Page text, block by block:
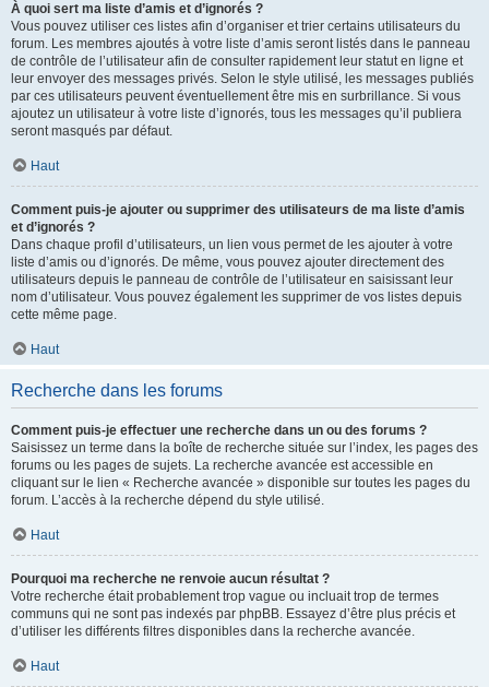
À quoi sert ma liste d’amis et d’ignorés ?
Vous pouvez utiliser ces listes afin d’organiser et trier certains utilisateurs du
forum. Les membres ajoutés à votre liste d’amis seront listés dans le panneau
de contrôle de l’utilisateur afin de consulter rapidement leur statut en ligne et
leur envoyer des messages privés. Selon le style utilisé, les messages publiés
par ces utilisateurs peuvent éventuellement être mis en surbrillance. Si vous
ajoutez un utilisateur à votre liste d’ignorés, tous les messages qu’il publiera
seront masqués par défaut.
Haut
Comment puis-je ajouter ou supprimer des utilisateurs de ma liste d’amis
et d’ignorés ?
Dans chaque profil d’utilisateurs, un lien vous permet de les ajouter à votre
liste d’amis ou d’ignorés. De même, vous pouvez ajouter directement des
utilisateurs depuis le panneau de contrôle de l’utilisateur en saisissant leur
nom d’utilisateur. Vous pouvez également les supprimer de vos listes depuis
cette même page.
Haut
Recherche dans les forums
Comment puis-je effectuer une recherche dans un ou des forums ?
Saisissez un terme dans la boîte de recherche située sur l’index, les pages des
forums ou les pages de sujets. La recherche avancée est accessible en
cliquant sur le lien « Recherche avancée » disponible sur toutes les pages du
forum. L’accès à la recherche dépend du style utilisé.
Haut
Pourquoi ma recherche ne renvoie aucun résultat ?
Votre recherche était probablement trop vague ou incluait trop de termes
communs qui ne sont pas indexés par phpBB. Essayez d’être plus précis et
d’utiliser les différents filtres disponibles dans la recherche avancée.
Haut